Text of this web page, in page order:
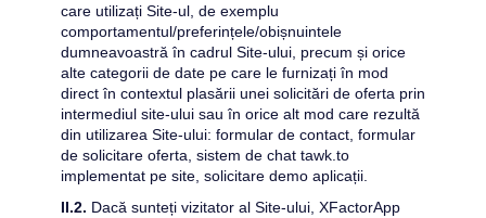
care utilizați Site-ul, de exemplu
comportamentul/preferințele/obișnuintele
dumneavoastră în cadrul Site-ului, precum și orice
alte categorii de date pe care le furnizați în mod
direct în contextul plasării unei solicitări de oferta prin
intermediul site-ului sau în orice alt mod care rezultă
din utilizarea Site-ului: formular de contact, formular
de solicitare oferta, sistem de chat tawk.to
implementat pe site, solicitare demo aplicații.
II.2. Dacă sunteți vizitator al Site-ului, XFactorApp